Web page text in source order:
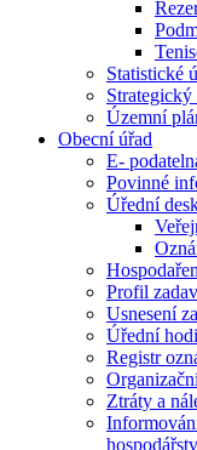
Statistické
Územní
Obecní úřad
E-
Povinné
Úřední
Profil
Usnesení
Úřední
Registr
Ztráty a